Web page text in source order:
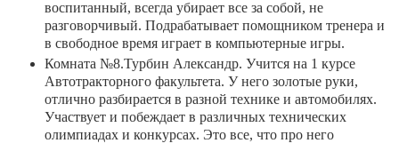
воспитанный, всегда убирает все за собой, не
разговорчивый. Подрабатывает помощником тренера и
в свободное время играет в компьютерные игры.
Комната №8.Турбин Александр. Учится на 1 курсе
Автотракторного факультета. У него золотые руки,
отлично разбирается в разной технике и автомобилях.
Участвует и побеждает в различных технических
олимпиадах и конкурсах. Это все, что про него